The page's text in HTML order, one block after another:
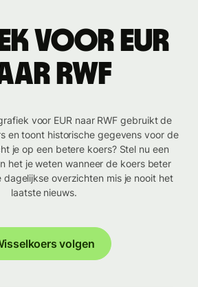
voor EUR
RWF
voor EUR naar RWF gebruikt de
en toont historische gegevens voor de
je op een betere koers? Stel nu een
het je weten wanneer de koers beter
dagelijkse overzichten mis je nooit het
laatste nieuws.
volgen